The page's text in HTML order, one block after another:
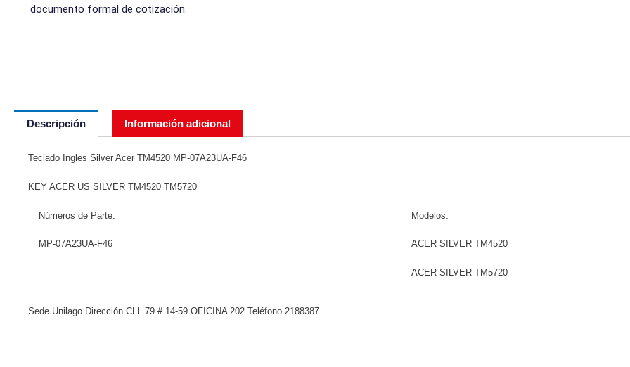
documento formal de cotización.
Descripción Información adicional
Teclado Ingles Silver Acer TM4520 MP-07A23UA-F46
KEY ACER US SILVER TM4520 TM5720
Números de Parte:
MP-07A23UA-F46
Modelos:
ACER SILVER TM4520
ACER SILVER TM5720
Sede Unilago Dirección CLL 79 # 14-59 OFICINA 202 Teléfono 2188387